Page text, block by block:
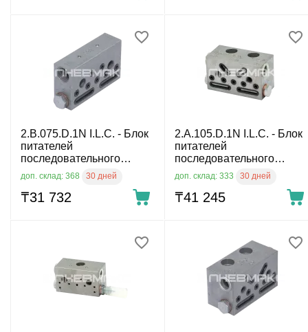
2.B.075.D.1N I.L.C. - Блок
питателей
последовательного
действия
доп. склад: 368 30 дней
₸31 732
2.A.105.D.1N I.L.C. - Блок
питателей
последовательного
действия
доп. склад: 333 30 дней
₸41 245